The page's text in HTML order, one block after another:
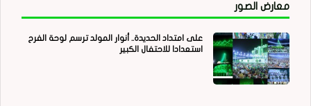
معارض الصور
على امتداد الحديدة.. أنوار المولد ترسم لوحة الفرح
استعدادا للاحتفال الكبير